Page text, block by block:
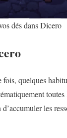
dés dans Dicero
quelques
les